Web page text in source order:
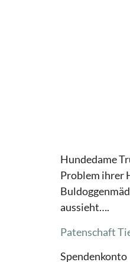
Hundedame
Problem ihrer
aussieht….
Patenschaft
Spendenkonto